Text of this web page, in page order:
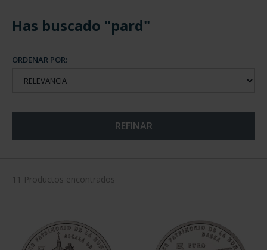
ORDENAR POR: